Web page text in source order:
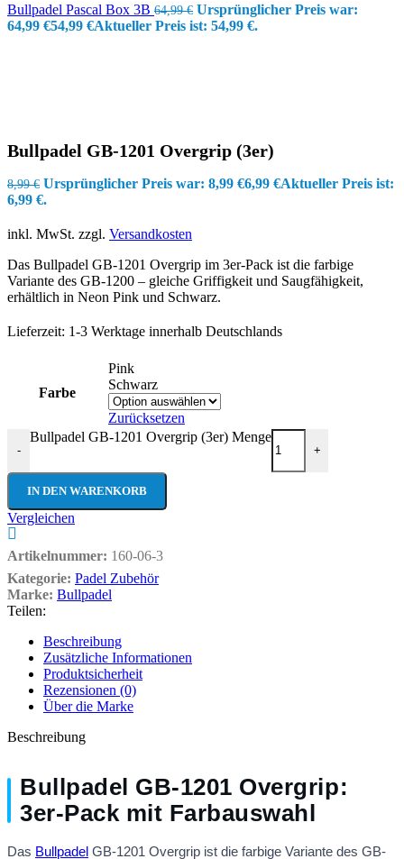
Bullpadel Pascal Box 3B 64,99€ Ursprünglicher Preis war:
64,99 €54,99 €Aktueller Preis ist: 54,99 €.
Bullpadel GB-1201 Overgrip (3er)
8,99€ Ursprünglicher Preis war: 8,99 €6,99 €Aktueller Preis ist:
6,99 €.
inkl. MwSt. zzgl. Versandkosten
Das Bullpadel GB-1201 Overgrip im 3er-Pack ist die farbige
Variante des GB-1200 – gleiche Griffigkeit und Saugfähigkeit,
erhältlich in Neon Pink und Schwarz.
Lieferzeit: 1-3 Werktage innerhalb Deutschlands
Farbe
Pink
Schwarz
Zurücksetzen
-
Bullpadel GB-1201 Overgrip (3er) Menge
+
IN DEN WARENKORB
Vergleichen
Artikelnummer: 160-06-3
Kategorie: Padel Zubehör
Marke: Bullpadel
Teilen:
Beschreibung
Zusätzliche Informationen
Produktsicherheit
Rezensionen (0)
Über die Marke
Beschreibung
Bullpadel GB-1201 Overgrip:
3er-Pack mit Farbauswahl
Das Bullpadel GB-1201 Overgrip ist die farbige Variante des GB-